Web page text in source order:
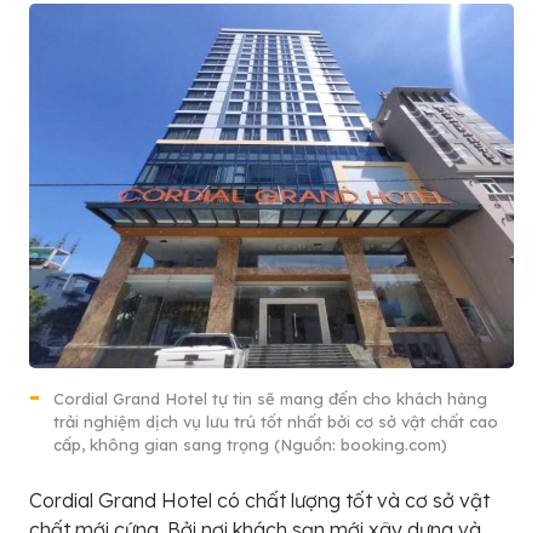
Cordial Grand Hotel tự tin sẽ mang đến cho khách hàng
trải nghiệm dịch vụ lưu trú tốt nhất bởi cơ sở vật chất cao
cấp, không gian sang trọng (Nguồn: booking.com)
Cordial Grand Hotel có chất lượng tốt và cơ sở vật